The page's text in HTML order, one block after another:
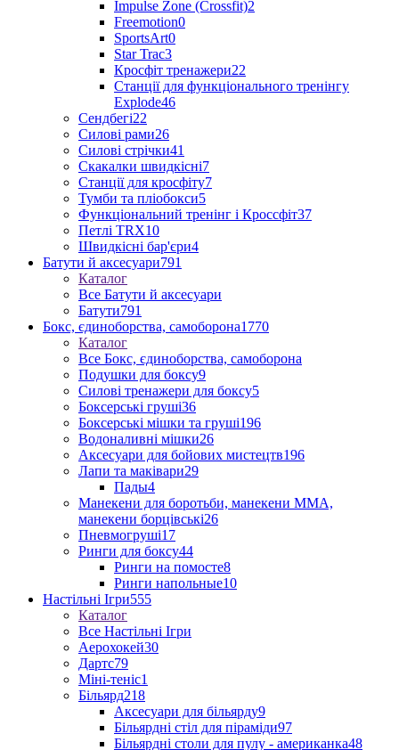
Impulse Zone (Crossfit)2
Freemotion0
SportsArt0
Star Trac3
Кросфіт тренажери22
Станції для функціонального тренінгу
Explode46
Сендбегі22
Силові рами26
Силові стрічки41
Скакалки швидкісні7
Станції для кросфіту7
Тумби та пліобокси5
Функціональний тренінг і Кроссфіт37
Петлі TRX10
Швидкісні бар'єри4
Батути й аксесуари791
Каталог
Все Батути й аксесуари
Батути791
Бокс, єдиноборства, самоборона1770
Каталог
Все Бокс, єдиноборства, самоборона
Подушки для боксу9
Силові тренажери для боксу5
Боксерські груші36
Боксерські мішки та груші196
Водоналивні мішки26
Аксесуари для бойових мистецтв196
Лапи та маківари29
Пады4
Манекени для боротьби, манекени ММА,
манекени борцівські26
Пневмогруші17
Ринги для боксу44
Ринги на помосте8
Ринги напольные10
Настільні Ігри555
Каталог
Все Настільні Ігри
Аерохокей30
Дартс79
Міні-теніс1
Більярд218
Аксесуари для більярду9
Більярдні стіл для піраміди97
Більярдні столи для пулу - американка48